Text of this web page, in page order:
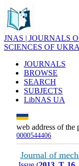
JNAS | JOURNALS
SCIENCES OF
JOURNALS
BROWSE
SEARCH
SUBJECTS
LibNAS UA
web address of the
0000544406
Journal of